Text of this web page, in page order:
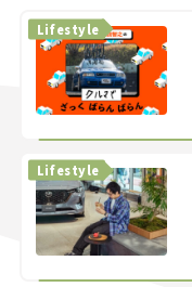
Lifestyle
Lifestyle